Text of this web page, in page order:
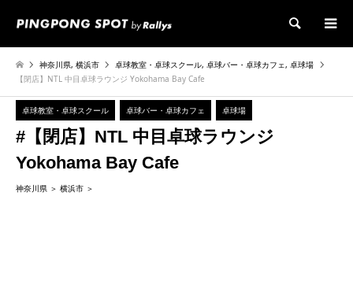
検索
神奈川県,横浜市 卓球教室・卓球スクール,卓球バー・卓球カフェ,卓球場
【閉店】NTL 中目卓球ラウンジ Yokohama Bay Cafe
卓球教室・卓球スクール 卓球バー・卓球カフェ 卓球場
#【閉店】NTL 中目卓球ラウンジ
Yokohama Bay Cafe
神奈川県 横浜市